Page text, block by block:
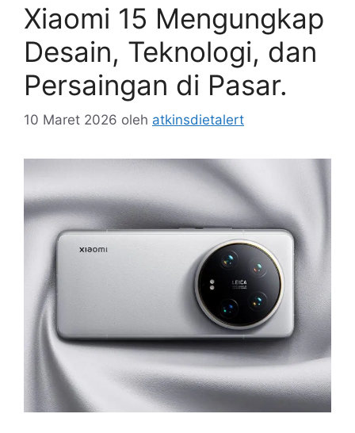
Xiaomi 15 Mengungkap
Desain, Teknologi, dan
Persaingan di Pasar.
10 Maret 2026 oleh atkinsdietalert